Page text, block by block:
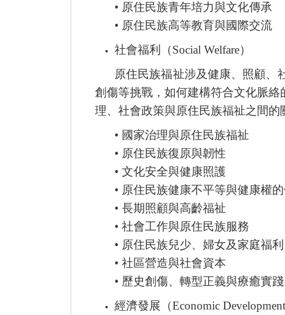
• 原住民族青年培力與文化傳承
• 原住民族高等教育與國際交流
社會福利（Social Welfare）
原住民族福祉涉及健康、照顧、
創傷等挑戰，如何建構符合文化脈
理、社會政策與原住民族福祉之間
• 國家治理與原住民族福祉
• 原住民族復原與韌性
• 文化安全與健康照護
• 原住民族健康不平等與健康權
• 長期照顧與高齡福祉
• 社會工作與原住民族服務
• 原住民族兒少、婦女及家庭福利
• 社區營造與社會資本
• 歷史創傷、轉型正義與療癒實踐
經濟發展（Economic Development